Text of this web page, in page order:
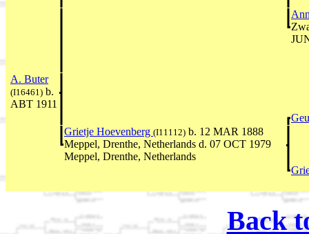
A. Buter
(I16461) b.
ABT 1911
Grietje Hoevenberg (I11112) b. 12 MAR 1888
Meppel, Drenthe, Netherlands d. 07 OCT 1979
Meppel, Drenthe, Netherlands
Back